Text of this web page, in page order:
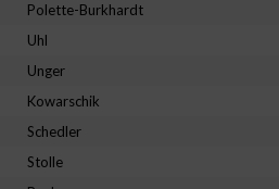
Polette-Burkhardt
Uhl
Unger
Kowarschik
Schedler
Stolle